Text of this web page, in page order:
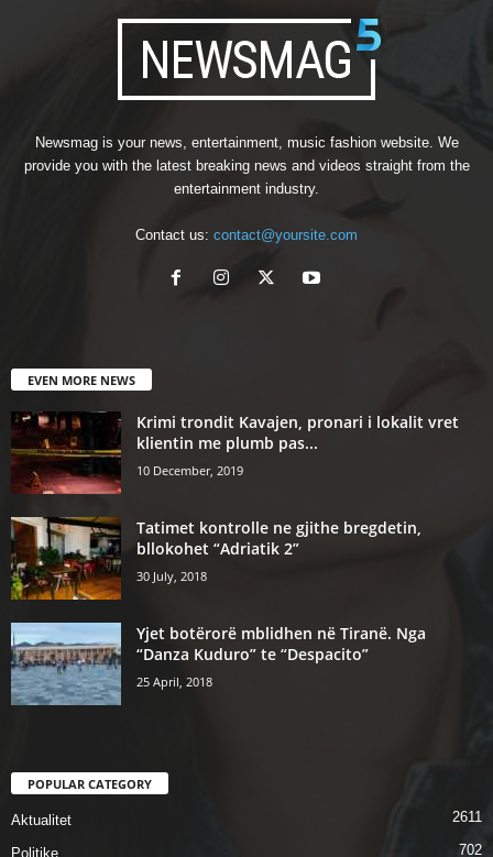
Newsmag is your news, entertainment, music fashion website. We
provide you with the latest breaking news and videos straight from the
entertainment industry.
Contact us: contact@yoursite.com
EVEN MORE NEWS
Krimi trondit Kavajen, pronari i lokalit vret
klientin me plumb pas...
10 December, 2019
Tatimet kontrolle ne gjithe bregdetin,
bllokohet “Adriatik 2”
30 July, 2018
Yjet botërorë mblidhen në Tiranë. Nga
“Danza Kuduro” te “Despacito”
25 April, 2018
POPULAR CATEGORY
Aktualitet 2611
Politike 702